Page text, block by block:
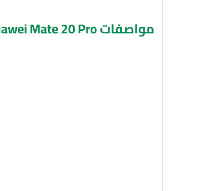
مواصفات Huawei Mate 20 Pro